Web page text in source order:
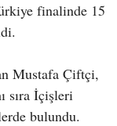
finalinde 15
Mustafa Çiftçi,
sıra İçişleri
bulundu.